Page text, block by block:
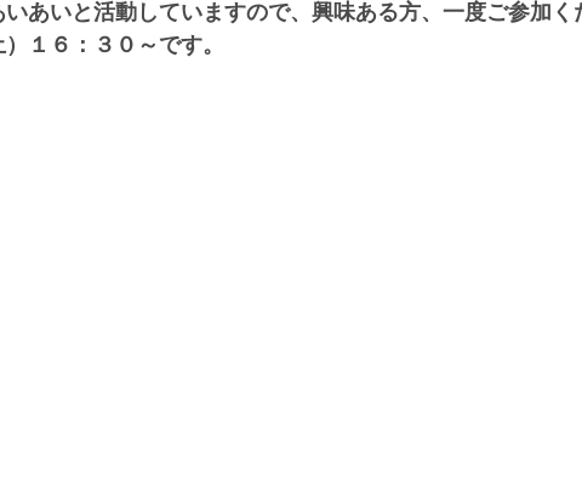
あいと活動していますので、興味ある方、一度ご参加く
１６：３０～です。